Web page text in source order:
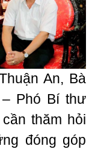
An, Bà
Phó Bí thư
thăm hỏi
đóng góp